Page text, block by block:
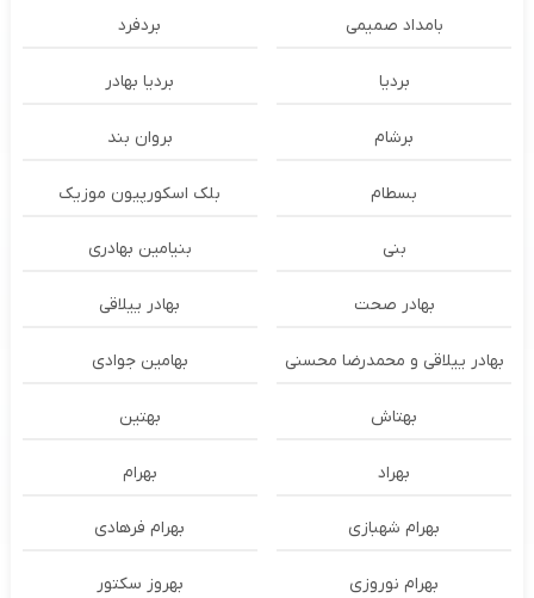
بامداد صمیمی بردفرد
بردیا بردیا بهادر
برشام بروان بند
بسطام بلک اسکورپیون موزیک
بنی بنیامین بهادری
بهادر صحت بهادر ییلاقی
بهادر ییلاقی و محمدرضا محسنی بهامین جوادی
بهتاش بهتین
بهراد بهرام
بهرام شهبازی بهرام فرهادی
بهرام نوروزی بهروز سکتور